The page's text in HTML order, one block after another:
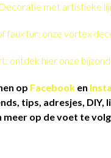
met artistieke
faux fur: onze vortex
ontdek hier onze
op Facebook en
tips, adresjes, DIY,
meer op de voet te